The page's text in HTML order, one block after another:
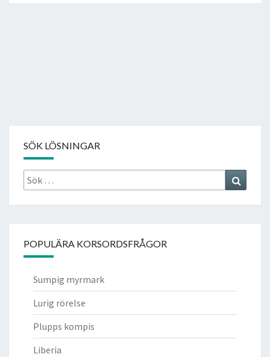
SÖK LÖSNINGAR
Sök
efter:
POPULÄRA KORSORDSFRÅGOR
Sumpig myrmark
Lurig rörelse
Plupps kompis
Liberia